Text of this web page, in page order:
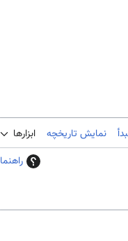
نمایش تاریخچه ابزارها
راهنما